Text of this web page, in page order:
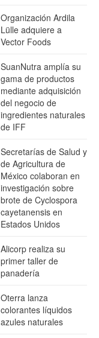
Organización Ardila
Lülle adquiere a
Vector Foods
SuanNutra amplía su
gama de productos
mediante adquisición
del negocio de
ingredientes naturales
de IFF
Secretarías de Salud y
de Agricultura de
México colaboran en
investigación sobre
brote de Cyclospora
cayetanensis en
Estados Unidos
Alicorp realiza su
primer taller de
panadería
Oterra lanza
colorantes líquidos
azules naturales